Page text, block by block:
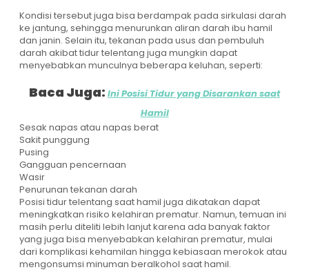
Kondisi tersebut juga bisa berdampak pada sirkulasi darah
ke jantung, sehingga menurunkan aliran darah ibu hamil
dan janin. Selain itu, tekanan pada usus dan pembuluh
darah akibat tidur telentang juga mungkin dapat
menyebabkan munculnya beberapa keluhan, seperti:
Baca Juga: Ini Posisi Tidur yang Disarankan saat
Hamil
Sesak napas atau napas berat
Sakit punggung
Pusing
Gangguan pencernaan
Wasir
Penurunan tekanan darah
Posisi tidur telentang saat hamil juga dikatakan dapat
meningkatkan risiko kelahiran prematur. Namun, temuan ini
masih perlu diteliti lebih lanjut karena ada banyak faktor
yang juga bisa menyebabkan kelahiran prematur, mulai
dari komplikasi kehamilan hingga kebiasaan merokok atau
mengonsumsi minuman beralkohol saat hamil.